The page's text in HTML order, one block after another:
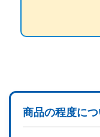
商品の程度に